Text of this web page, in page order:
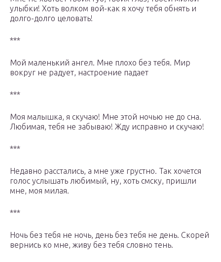
улыбки! Хоть волком вой-как я хочу тебя обнять и
долго-долго целовать!
***
Мой маленький ангел. Мне плохо без тебя. Мир
вокруг не радует, настроение падает
***
Моя малышка, я скучаю! Мне этой ночью не до сна.
Любимая, тебя не забываю! Жду исправно и скучаю!
***
Недавно расстались, а мне уже грустно. Так хочется
голос услышать любимый, ну, хоть смску, пришли
мне, моя милая.
***
Ночь без тебя не ночь, день без тебя не день. Скорей
вернись ко мне, живу без тебя словно тень.